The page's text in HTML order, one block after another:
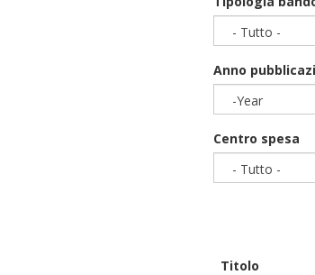
- Tutto -
Anno
-Year
Centro spesa
- Tutto -
Titolo